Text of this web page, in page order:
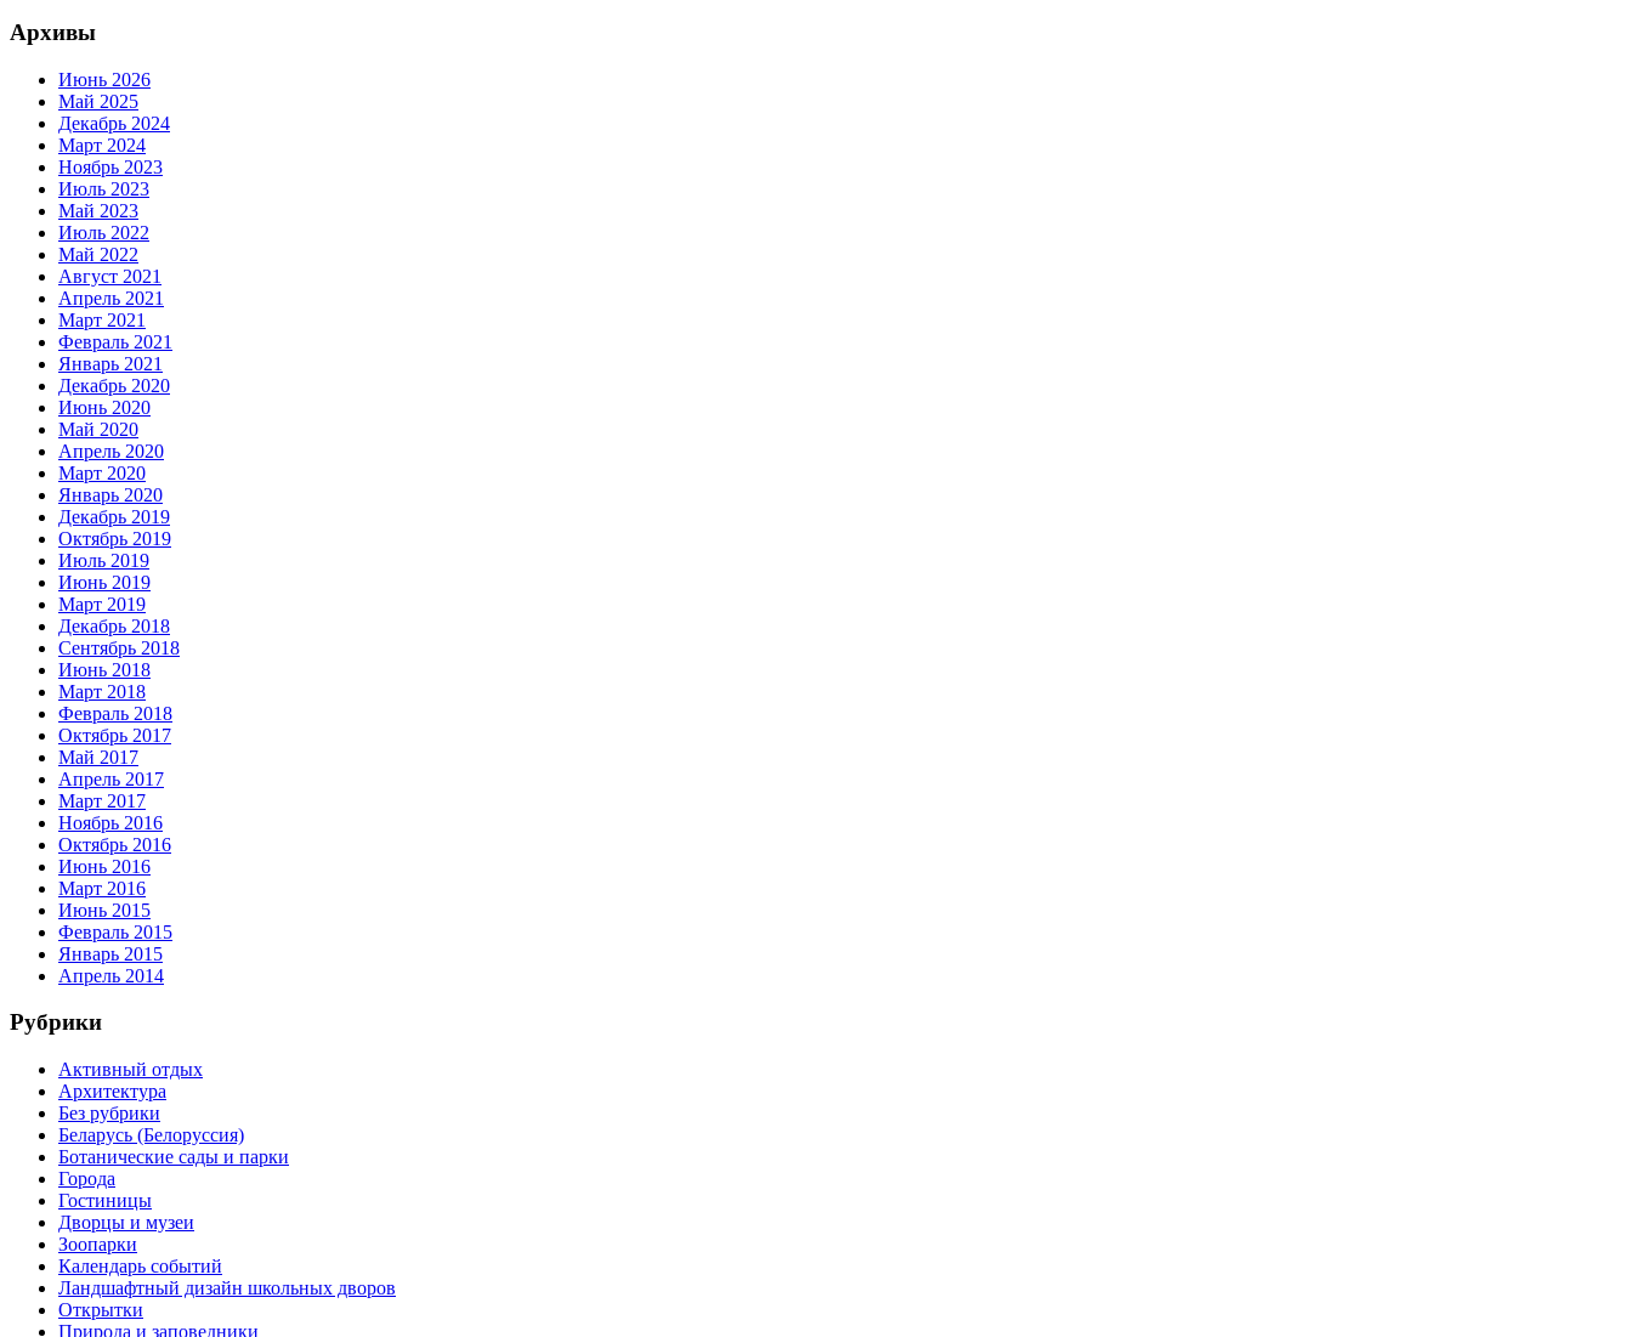
Архивы
Июнь 2026
Май 2025
Декабрь 2024
Март 2024
Ноябрь 2023
Июль 2023
Май 2023
Июль 2022
Май 2022
Август 2021
Апрель 2021
Март 2021
Февраль 2021
Январь 2021
Декабрь 2020
Июнь 2020
Май 2020
Апрель 2020
Март 2020
Январь 2020
Декабрь 2019
Октябрь 2019
Июль 2019
Июнь 2019
Март 2019
Декабрь 2018
Сентябрь 2018
Июнь 2018
Март 2018
Февраль 2018
Октябрь 2017
Май 2017
Апрель 2017
Март 2017
Ноябрь 2016
Октябрь 2016
Июнь 2016
Март 2016
Июнь 2015
Февраль 2015
Январь 2015
Апрель 2014
Рубрики
Активный отдых
Архитектура
Без рубрики
Беларусь (Белоруссия)
Ботанические сады и парки
Города
Гостиницы
Дворцы и музеи
Зоопарки
Календарь событий
Ландшафтный дизайн школьных дворов
Открытки
Природа и заповедники